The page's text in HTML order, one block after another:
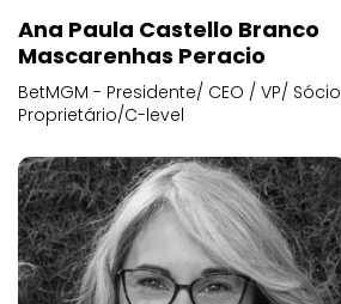
Ana Paula Castello Branco
Mascarenhas Peracio
BetMGM - Presidente/ CEO / VP/ Sócio
Proprietário/C-level